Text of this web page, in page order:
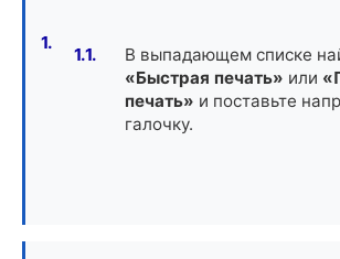
В выпадающем списке
«Быстрая печать» или
печать» и поставьте
галочку.